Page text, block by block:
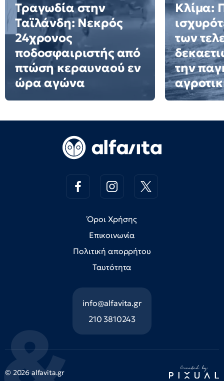
Τραγωδία στην
Ταϊλάνδη: Νεκρός
24χρονος
ποδοσφαιριστής από
πτώση κεραυναού εν
ώρα αγώνα
Κλίμα:
των
την
Όροι Χρήσης
Επικοινωνία
Πολιτική απορρήτου
Ταυτότητα
info@alfavita.gr
210 3810243
© 2026 alfavita.gr